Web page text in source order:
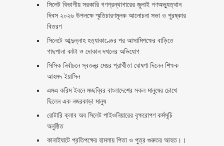
সিলেট বিভাগীয় সরকারি গণগ্রন্থাগারের জুলাই গণঅভ্যুত্থান
দিবস ২০২৬ উপলক্ষে স্মৃতিচারণমূলক আলোচনা সভা ও পুরষ্কার
বিতরণ ‎ ‎
সিলেটে আব্দুল্লাহ হত্যাকাণ্ডের পর আসামিপক্ষের বাড়িতে
গাছপালা কাটা ও দোকান দখলের অভিযোগ
সিসিক নির্বাচনে স্বতন্ত্র মেয়র প্রার্থীতা ঘোষণা দিলেন শিক্ষক
আহমদ ইয়াসিন
এমএ করিম ইবনে মচ্ছব্বির বাংলাদেশের সকল মানুষের চোখে
ছিলেন এক নজরকাড়া মানুষ ‎
রোটারি ক্লাব অব সিলেট পাইওনিয়ারের বৃক্ষরোপণ কর্মসূচি
অনুষ্ঠিত
কানাইঘাটে প্রতিপক্ষের হামলায় পিতা ও পুত্র গুরুতর আহত।।